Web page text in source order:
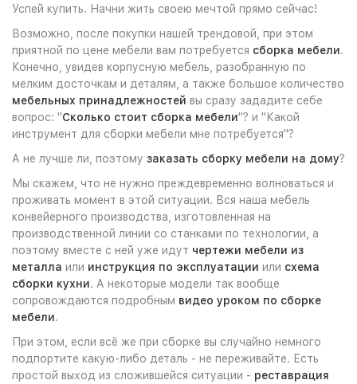
Успей купить. Начни жить своею мечтой прямо сейчас!
Возможно, после покупки нашей трендовой, при этом
приятной по цене мебели вам потребуется сборка мебели.
Конечно, увидев корпусную мебель, разобранную по
мелким досточкам и деталям, а также большое количество
мебельных принадлежностей вы сразу зададите себе
вопрос: "Сколько стоит сборка мебели"? и "Какой
инструмент для сборки мебели мне потребуется"?
А не лучше ли, поэтому заказать сборку мебели на дому?
Мы скажем, что не нужно преждевременно волноваться и
проживать момент в этой ситуации. Вся наша мебель
конвейерного производства, изготовленная на
производственной линии со станками по технологии, а
поэтому вместе с ней уже идут чертежи мебели из
металла или инструкция по эксплуатации или схема
сборки кухни. А некоторые модели так вообще
сопровождаются подробным видео уроком по сборке
мебели.
При этом, если всё же при сборке вы случайно немного
подпортите какую-либо деталь - не переживайте. Есть
простой выход из сложившейся ситуации - реставрация